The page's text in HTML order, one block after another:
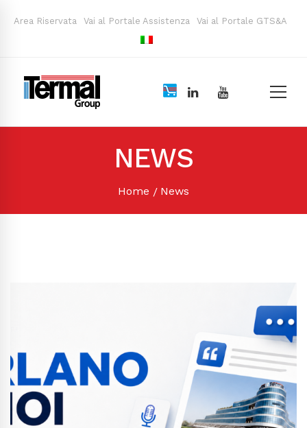
Area Riservata Vai al Portale Assistenza Vai al Portale GTS&A
NEWS
Home News